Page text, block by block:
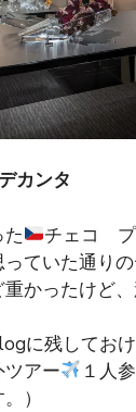
カンタ
チェコ プ
ていた通り
かったけど
に残してお
アー
１人
）